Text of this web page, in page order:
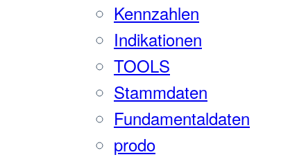
Kennzahlen
Indikationen
TOOLS
Stammdaten
Fundamentaldaten
prodo